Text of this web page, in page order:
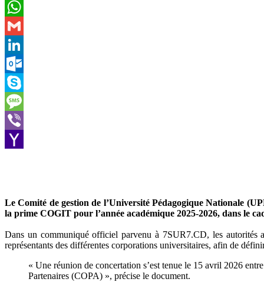
Email
WhatsApp
Gmail
LinkedIn
Outlook.com
Skype
Message
Viber
Le Comité de gestion de l’Université Pédagogique Nationale
la prime COGIT pour l’année académique 2025-2026, dans le
Dans un communiqué officiel parvenu à 7SUR7.CD, les autorités
représentants des différentes corporations universitaires, afin de
« Une réunion de concertation s’est tenue le 15 avril 2026
Partenaires (COPA) », précise le document.